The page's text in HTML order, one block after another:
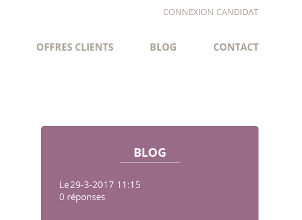
CONNEXION CANDIDAT
OFFRES CLIENTS BLOG CONTACT
BLOG
Le29-3-2017 11:15
0 réponses